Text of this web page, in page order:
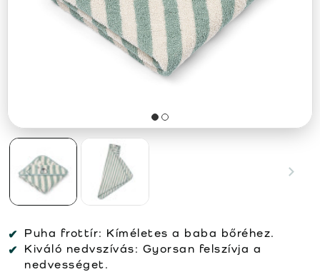
Puha frottír: Kíméletes a baba bőréhez.
Kiváló nedvszívás: Gyorsan felszívja a
nedvességet.